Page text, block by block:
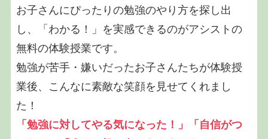
お子さんにぴったりの勉強のやり方を探し出
し、「わかる！」を実感できるのがアシストの
無料の体験授業です。
勉強が苦手・嫌いだったお子さんたちが体験授
業後、こんなに素敵な笑顔を見せてくれまし
た！
「勉強に対してやる気になった！」「自信がつ